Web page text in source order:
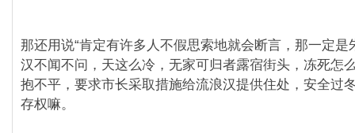
那还用说“肯定有许多人不假思索地就会断言，那一定是
汉不闻不问，天这么冷，无家可归者露宿街头，冻死怎
抱不平，要求市长采取措施给流浪汉提供住处，安全过
存权嘛。